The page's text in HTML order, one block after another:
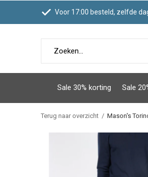
Sale 30% korting Sale
Voor 17:00 besteld, zelfde dag
Terug naar overzicht Mason's